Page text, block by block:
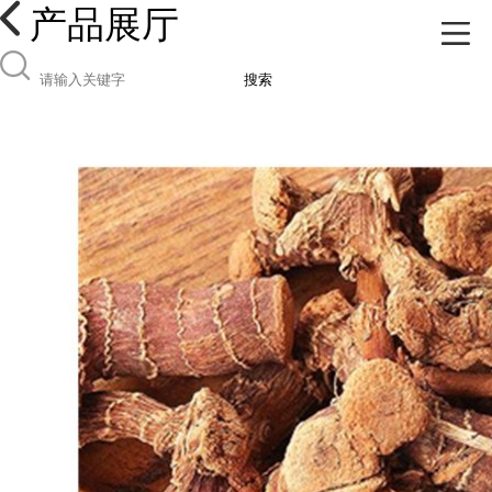
产品展厅
搜索